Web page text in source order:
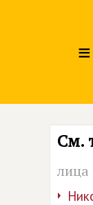
≡
См.
лица